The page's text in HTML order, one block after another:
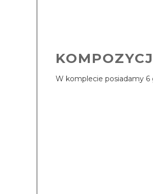
W komplecie posiadamy 6